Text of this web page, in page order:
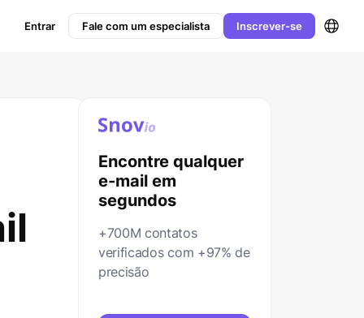
Entrar Fale com um especialista Inscrever-se
Encontre qualquer
e-mail em
segundos
+700M contatos
verificados com +97% de
precisão